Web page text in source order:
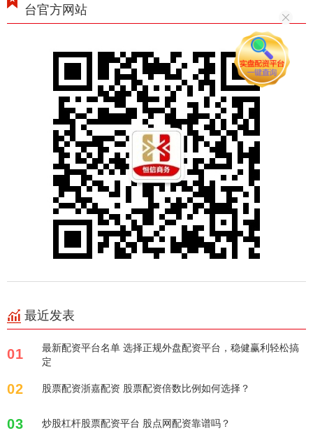
台官方网站
最近发表
01
最新配资平台名单 选择正规外盘配资平台，稳健赢利轻松搞
定
02 股票配资浙嘉配资 股票配资倍数比例如何选择？
03 炒股杠杆股票配资平台 股点网配资靠谱吗？